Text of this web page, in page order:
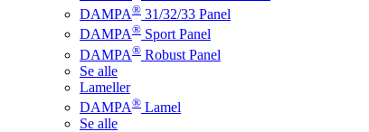
DAMPA® 31/32/33 Panel
DAMPA® Sport Panel
DAMPA® Robust Panel
Se alle
Lameller
DAMPA® Lamel
Se alle